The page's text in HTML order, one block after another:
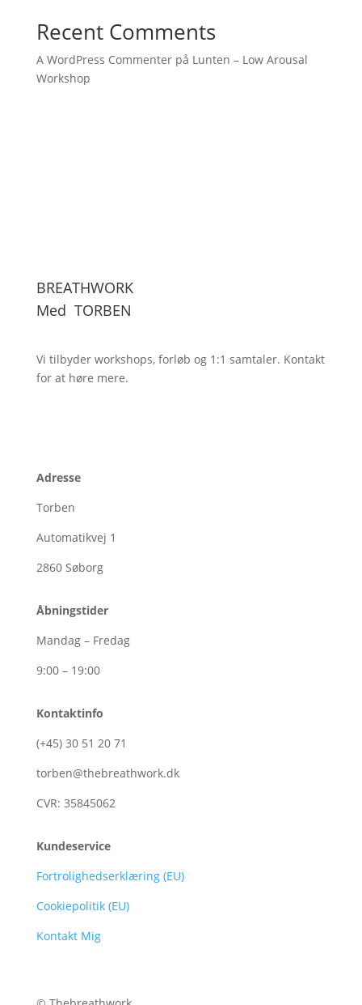
Recent Comments
A WordPress Commenterpå Lunten – Low Arousal
Workshop
BREATHWORK
Med TORBEN
Vi tilbyder workshops, forløb og 1:1 samtaler. Kontakt
for at høre mere.
Adresse
Torben
Automatikvej 1
2860 Søborg
Åbningstider
Mandag – Fredag
9:00 – 19:00
Kontaktinfo
(+45) 30 51 20 71
torben@thebreathwork.dk
CVR: 35845062
Kundeservice
Fortrolighedserklæring (EU)
Cookiepolitik (EU)
Kontakt Mig